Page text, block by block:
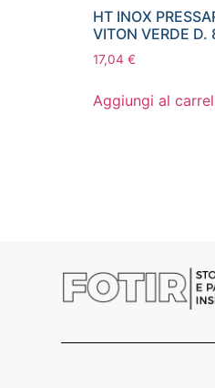
HT INOX
VITON VERDE D.
17,04 €
Aggiungi al